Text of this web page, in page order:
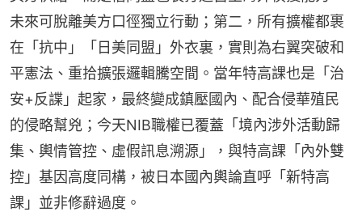
未來可脫離美方口徑獨立行動；第二，所有擴權都裹
在「抗中」「日美同盟」外衣裏，實則為右翼突破和
平憲法、重拾擴張邏輯騰空間。當年特高課也是「治
安+反諜」起家，最終變成鎮壓國內、配合侵華殖民
的侵略幫兇；今天NIB職權已覆蓋「境內涉外活動歸
集、輿情管控、虛假訊息溯源」，與特高課「內外雙
控」基因高度同構，被日本國內輿論直呼「新特高
課」並非修辭過度。